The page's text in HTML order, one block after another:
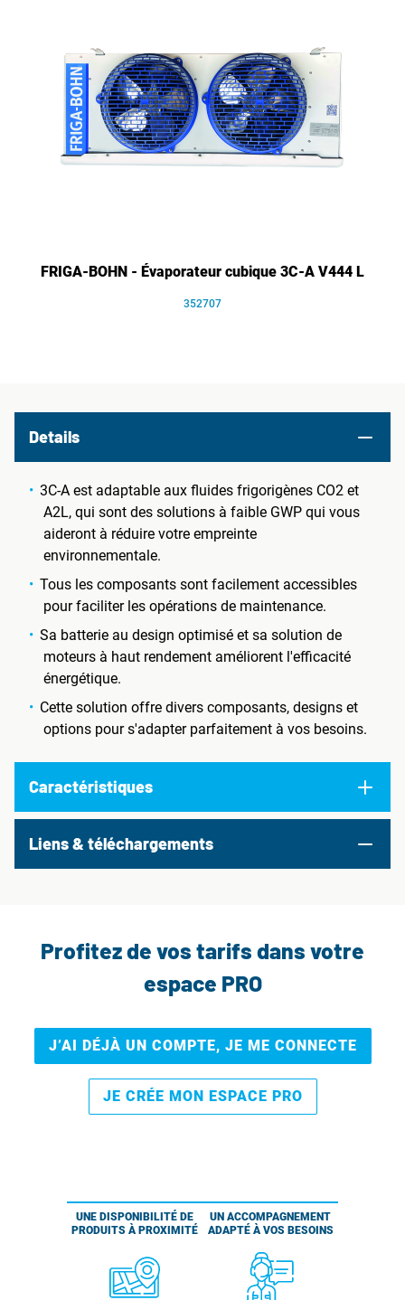
FRIGA-BOHN - Évaporateur cubique 3C-A V444 L
352707
Details
3C-A est adaptable aux fluides frigorigènes CO2 et
A2L, qui sont des solutions à faible GWP qui vous
aideront à réduire votre empreinte
environnementale.
Tous les composants sont facilement accessibles
pour faciliter les opérations de maintenance.
Sa batterie au design optimisé et sa solution de
moteurs à haut rendement améliorent l'efficacité
énergétique.
Cette solution offre divers composants, designs et
options pour s'adapter parfaitement à vos besoins.
Caractéristiques
Liens & téléchargements
Profitez de vos tarifs dans votre
espace PRO
J’AI DÉJÀ UN COMPTE, JE ME CONNECTE
JE CRÉE MON ESPACE PRO
UNE DISPONIBILITÉ DE
PRODUITS À PROXIMITÉ
UN ACCOMPAGNEMENT
ADAPTÉ À VOS BESOINS